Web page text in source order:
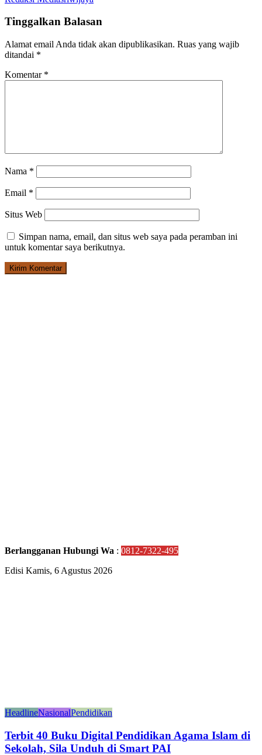
Tinggalkan Balasan
Alamat email Anda tidak akan dipublikasikan. Ruas yang wajib
ditandai *
Komentar *
Nama *
Email *
Situs Web
Simpan nama, email, dan situs web saya pada peramban ini
untuk komentar saya berikutnya.
Berlangganan Hubungi Wa : 0812-7322-495
Edisi Kamis, 6 Agustus 2026
HeadlineNasionalPendidikan
Terbit 40 Buku Digital Pendidikan Agama Islam di
Sekolah, Sila Unduh di Smart PAI